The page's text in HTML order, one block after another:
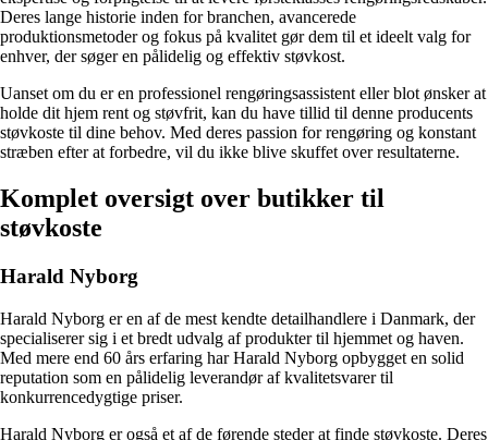
Deres lange historie inden for branchen, avancerede
produktionsmetoder og fokus på kvalitet gør dem til et ideelt valg for
enhver, der søger en pålidelig og effektiv støvkost.
Uanset om du er en professionel rengøringsassistent eller blot ønsker at
holde dit hjem rent og støvfrit, kan du have tillid til denne producents
støvkoste til dine behov. Med deres passion for rengøring og konstant
stræben efter at forbedre, vil du ikke blive skuffet over resultaterne.
Komplet oversigt over butikker til
støvkoste
Harald Nyborg
Harald Nyborg er en af de mest kendte detailhandlere i Danmark, der
specialiserer sig i et bredt udvalg af produkter til hjemmet og haven.
Med mere end 60 års erfaring har Harald Nyborg opbygget en solid
reputation som en pålidelig leverandør af kvalitetsvarer til
konkurrencedygtige priser.
Harald Nyborg er også et af de førende steder at finde støvkoste. Deres